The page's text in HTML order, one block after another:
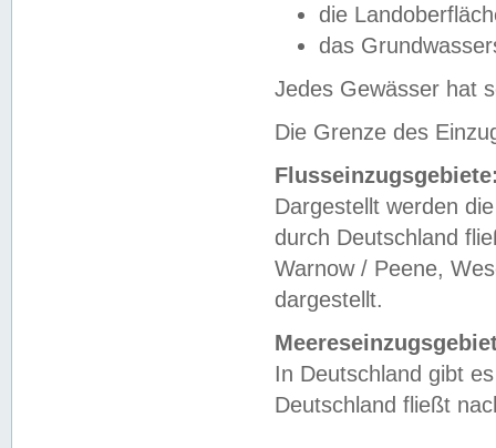
die
das
Jedes Gewässer hat
Die Grenze des
Dargestellt werden
durch Deutschland
Warnow / Peene,
dargestellt.
In Deutschland gibt
Deutschland fließt